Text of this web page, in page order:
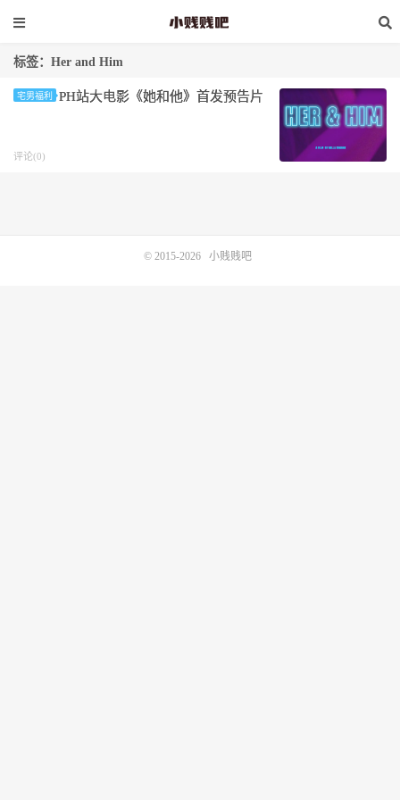
标签：Her and Him
宅男福利 PH站大电影《她和他》首发预告片
评论(0)
© 2015-2026 小贱贱吧